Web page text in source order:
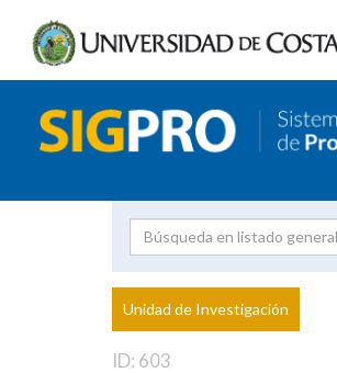
Proyecto
Unidad de Investigación
ID: 603